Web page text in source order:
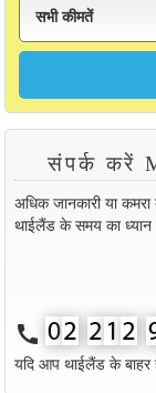
संपर्क करें
अधिक जानकारी या
थाईलैंड के समय का
call
यदि आप थाईलैंड के